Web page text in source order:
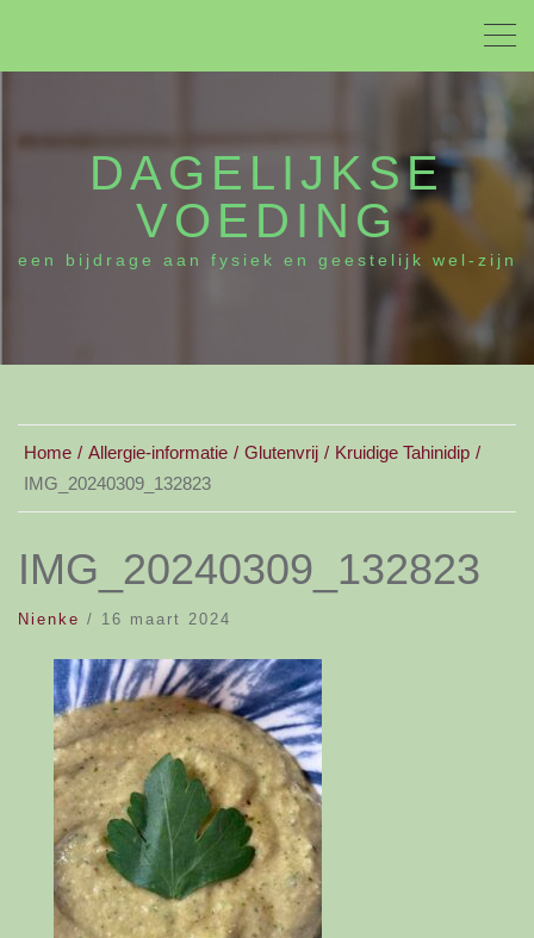
DAGELIJKSE
VOEDING
een bijdrage aan fysiek en geestelijk wel-zijn
Home Allergie-informatie Glutenvrij
Kruidige Tahinidip
IMG_20240309_132823
IMG_20240309_132823
Nienke / 16 maart 2024